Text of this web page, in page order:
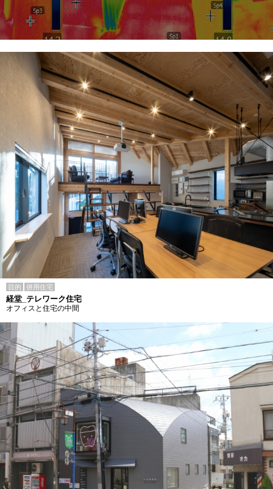
目的 併用住宅
経堂_テレワーク住宅
オフィスと住宅の中間